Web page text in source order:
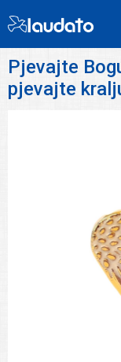
Pjevajte
pjevajte